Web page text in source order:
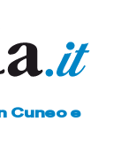
Cuneo e